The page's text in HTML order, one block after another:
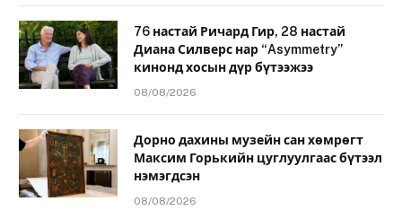
76 настай Ричард Гир, 28 настай
Диана Силверс нар “Asymmetry”
кинонд хосын дүр бүтээжээ
08/08/2026
Дорно дахины музейн сан хөмрөгт
Максим Горькийн цуглуулгаас бүтээл
нэмэгдсэн
08/08/2026